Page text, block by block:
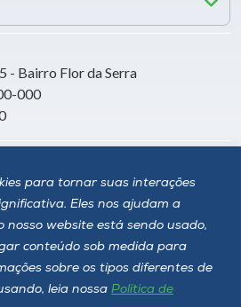
para tornar suas interações
Eles nos ajudam a
nosso website está sendo usado,
conteúdo sob medida para
sobre os tipos diferentes de
leia nossa Política de
- Bairro Flor da Serra
000